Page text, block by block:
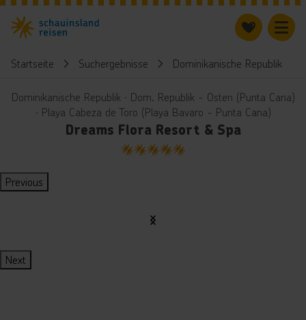
Startseite Suchergebnisse Dominikanische Republik
Dominikanische Republik ∙ Dom. Republik - Osten (Punta Cana)
∙ Playa Cabeza de Toro (Playa Bavaro - Punta Cana)
Dreams Flora Resort & Spa
5
Previous
Next